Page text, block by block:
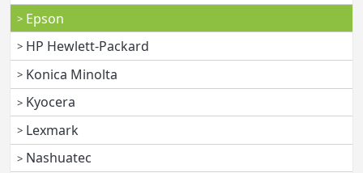
Epson
HP Hewlett-Packard
Konica Minolta
Kyocera
Lexmark
Nashuatec